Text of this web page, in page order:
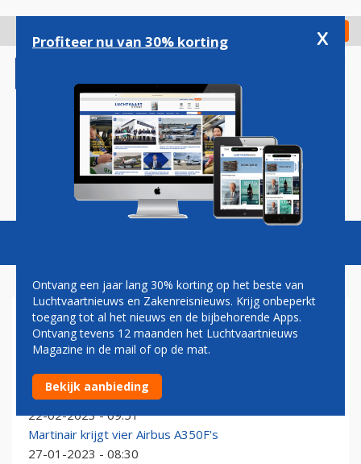
gaan
Check in
Magazine Podcasts Vacatures
VRACHTVLIEGTUIGEN
EFW en Haite willen nieuwe ombouwlijn voor A321-
vrachtvliegtuigen openen
22-02-2023 - 09:51
Martinair krijgt vier Airbus A350F's
27-01-2023 - 08:30
Profiteer nu van 30% korting x
Ontvang een jaar lang 30% korting op het beste van
Luchtvaartnieuws en Zakenreisnieuws. Krijg onbeperkt
toegang tot al het nieuws en de bijbehorende Apps.
Ontvang tevens 12 maanden het Luchtvaartnieuws
Magazine in de mail of op de mat.
Bekijk aanbieding